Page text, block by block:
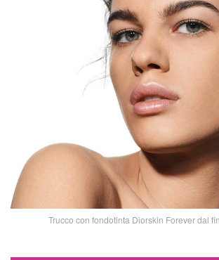
Trucco con fondotinta Diorskin Forever dal